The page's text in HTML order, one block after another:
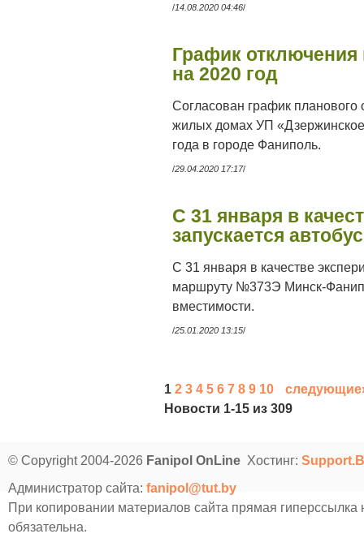
/14.08.2020 04:46/
График
на 2020 год
Согласован график планового
жилых домах УП
года в городе Фаниполь.
/29.04.2020 17:17/
С 31 января в
запускается
С 31 января в качестве
маршруту №373Э Минск-
вместимости.
/25.01.2020 13:15/
12 3 4 5 6 7 8 9 10
Новости 1-15 из 309
© Copyright 2004-2026 Fanipol OnLine Хостинг:
Администратор сайта: fanipol@tut.by
При копировании материалов сайта прямая гиперссылка
обязательна.